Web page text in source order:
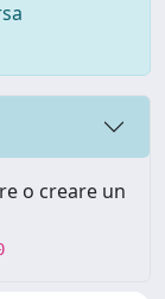
o creare un